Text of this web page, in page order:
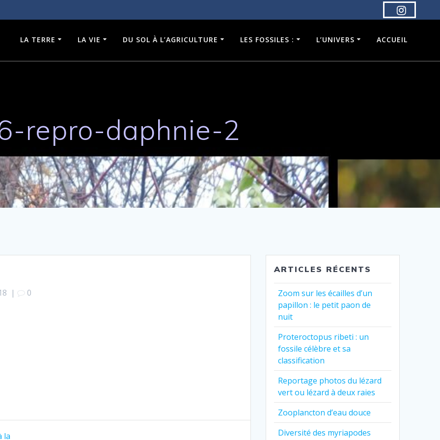
LA TERRE LA VIE DU SOL À L’AGRICULTURE LES FOSSILES : L’UNIVERS ACCUEIL
repro-daphnie-2
| 0
la
ARTICLES RÉCENTS
Zoom sur les écailles d’un
papillon : le petit paon de
nuit
Proteroctopus ribeti : un
fossile célèbre et sa
classification
Reportage photos du lézard
vert ou lézard à deux raies
Zooplancton d’eau douce
Diversité des myriapodes